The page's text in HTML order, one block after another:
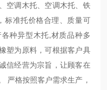
空调木托、空调木托、铁
标准托价格合理、质量可
种异型木托,材质品种多
塑为原料，可根据客户具
信经营为宗旨，让顾客在
严格按照客户需求生产，